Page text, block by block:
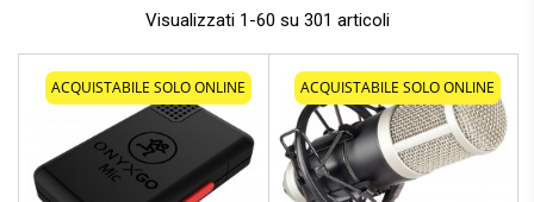
Visualizzati 1-60 su 301 articoli
ACQUISTABILE SOLO ONLINE ACQUISTABILE SOLO ONLINE